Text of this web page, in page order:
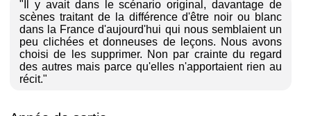
"Il y avait dans le scénario original, davantage de
scènes traitant de la différence d'être noir ou blanc
dans la France d'aujourd'hui qui nous semblaient un
peu clichées et donneuses de leçons. Nous avons
choisi de les supprimer. Non par crainte du regard
des autres mais parce qu'elles n'apportaient rien au
récit."